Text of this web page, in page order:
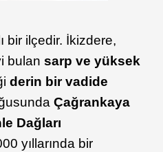
bir ilçedir. İkizdere,
bulan sarp ve yüksek
derin bir vadide
Çağrankaya
Dağları
yıllarında bir